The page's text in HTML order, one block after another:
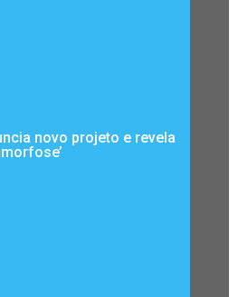
novo projeto e revela